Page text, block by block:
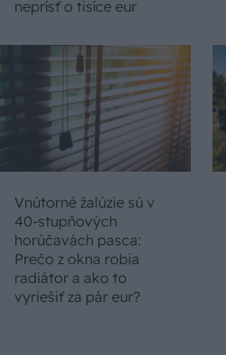
neprísť o tisíce eur
Vnútorné žalúzie sú v
40-stupňových
horúčavách pasca:
Prečo z okna robia
radiátor a ako to
vyriešiť za pár eur?